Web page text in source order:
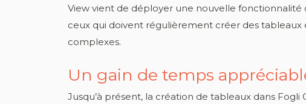
View vient de déployer une nouvelle
ceux qui doivent régulièrement créer des tableaux
complexes.
Un gain de temps
Jusqu’à présent, la création de tableaux dans